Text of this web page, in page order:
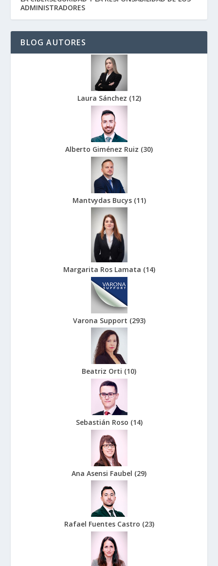
ADMINISTRADORES
BLOG AUTORES
Laura Sánchez (12)
Alberto Giménez Ruiz (30)
Mantvydas Bucys (11)
Margarita Ros Lamata (14)
Varona Support (293)
Beatriz Orti (10)
Sebastián Roso (14)
Ana Asensi Faubel (29)
Rafael Fuentes Castro (23)